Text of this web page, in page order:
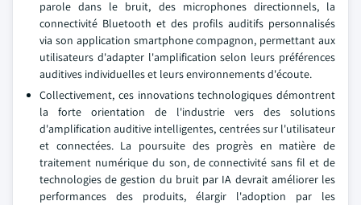
parole dans le bruit, des microphones directionnels, la
connectivité Bluetooth et des profils auditifs personnalisés
via son application smartphone compagnon, permettant aux
utilisateurs d'adapter l'amplification selon leurs préférences
auditives individuelles et leurs environnements d'écoute.
Collectivement, ces innovations technologiques démontrent
la forte orientation de l'industrie vers des solutions
d'amplification auditive intelligentes, centrées sur l'utilisateur
et connectées. La poursuite des progrès en matière de
traitement numérique du son, de connectivité sans fil et de
technologies de gestion du bruit par IA devrait améliorer les
performances des produits, élargir l'adoption par les